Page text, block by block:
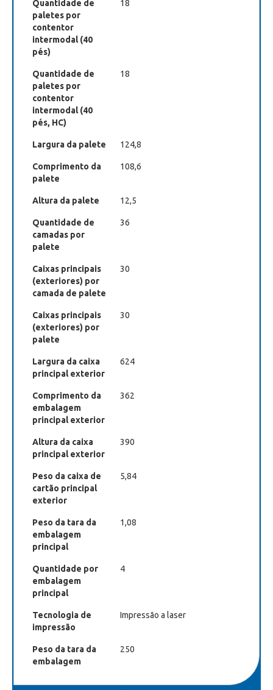
Quantidade de
paletes por
contentor
intermodal (40
pés)
18
Quantidade de
paletes por
contentor
intermodal (40
pés, HC)
18
Largura da palete 124,8
Comprimento da
palete
108,6
Altura da palete 12,5
Quantidade de
camadas por
palete
36
Caixas principais
(exteriores) por
camada de palete
30
Caixas principais
(exteriores) por
palete
30
Largura da caixa
principal exterior
624
Comprimento da
embalagem
principal exterior
362
Altura da caixa
principal exterior
390
Peso da caixa de
cartão principal
exterior
5,84
Peso da tara da
embalagem
principal
1,08
Quantidade por
embalagem
principal
4
Tecnologia de
impressão
Impressão a laser
Peso da tara da
embalagem
250